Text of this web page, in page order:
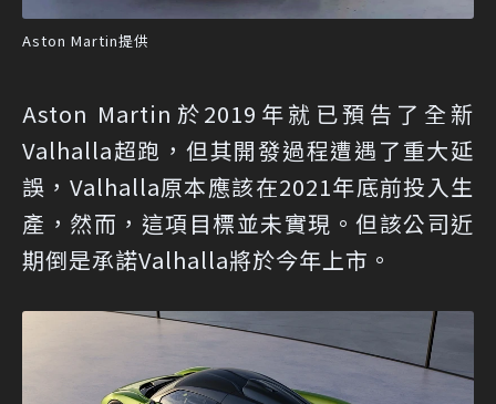
Aston Martin提供
Aston Martin於2019年就已預告了全新
Valhalla超跑，但其開發過程遭遇了重大延
誤，Valhalla原本應該在2021年底前投入生
產，然而，這項目標並未實現。但該公司近
期倒是承諾Valhalla將於今年上市。